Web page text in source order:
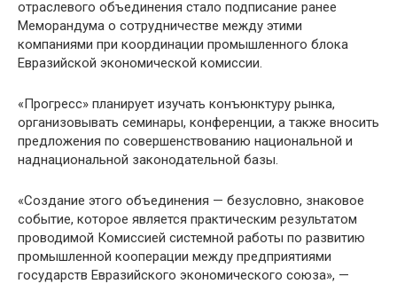
отраслевого объединения стало подписание ранее
Меморандума о сотрудничестве между этими
компаниями при координации промышленного блока
Евразийской экономической комиссии.
«Прогресс» планирует изучать конъюнктуру рынка,
организовывать семинары, конференции, а также вносить
предложения по совершенствованию национальной и
наднациональной законодательной базы.
«Создание этого объединения — безусловно, знаковое
событие, которое является практическим результатом
проводимой Комиссией системной работы по развитию
промышленной кооперации между предприятиями
государств Евразийского экономического союза», —